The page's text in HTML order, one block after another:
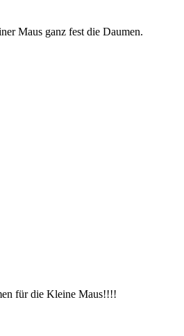
Maus ganz fest die Daumen.
für die Kleine Maus!!!!